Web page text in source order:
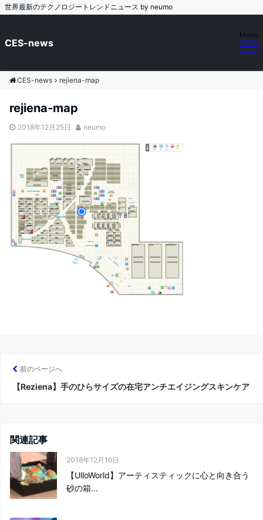
世界最新のテクノロジートレンドニュース by neumo
CES-news
Menu
CES-news rejiena-map
rejiena-map
2018年12月25日 neumo
前のページへ
【Reziena】手のひらサイズの在宅アンチエイジングスキンケア
関連記事
2018年12月16日
【UlloWorld】アーティスティックに心と向き合う
砂の箱...